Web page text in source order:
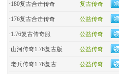
复古传奇
·180复古合击传奇
公益传奇
·176复古合击传奇
公益传奇
·1.76复古传奇服
公益传奇
·山河传奇1.76复古版
公益传奇
·老兵传奇1.76复古